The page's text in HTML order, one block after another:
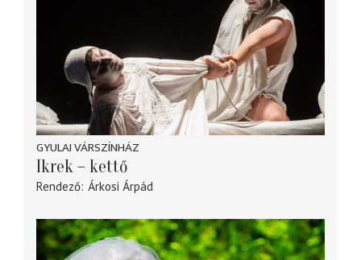
GYULAI VÁRSZÍNHÁZ
Ikrek – kettő
Rendező Árkosi Árpád